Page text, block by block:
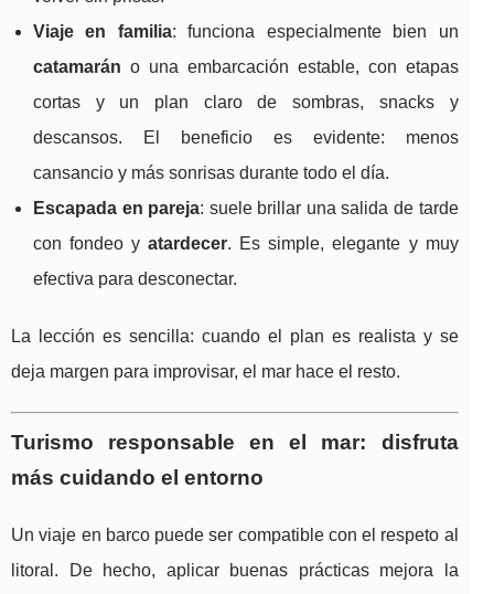
Viaje en familia: funciona especialmente bien un
catamarán o una embarcación estable, con etapas
cortas y un plan claro de sombras, snacks y
descansos. El beneficio es evidente: menos
cansancio y más sonrisas durante todo el día.
Escapada en pareja: suele brillar una salida de tarde
con fondeo yatardecer. Es simple, elegante y muy
efectiva para desconectar.
La lección es sencilla: cuando el plan es realista y se
deja margen para improvisar, el mar hace el resto.
Turismo responsable en el mar: disfruta
más cuidando el entorno
Un viaje en barco puede ser compatible con el respeto al
litoral. De hecho, aplicar buenas prácticas mejora la